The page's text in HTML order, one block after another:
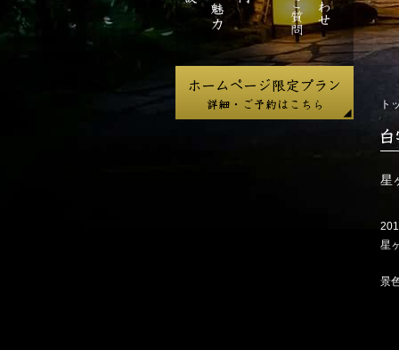
設
の
魅
内
ス
る
ご
質
問
合
わ
せ
ト
白
雲
荘
り
星
星
景